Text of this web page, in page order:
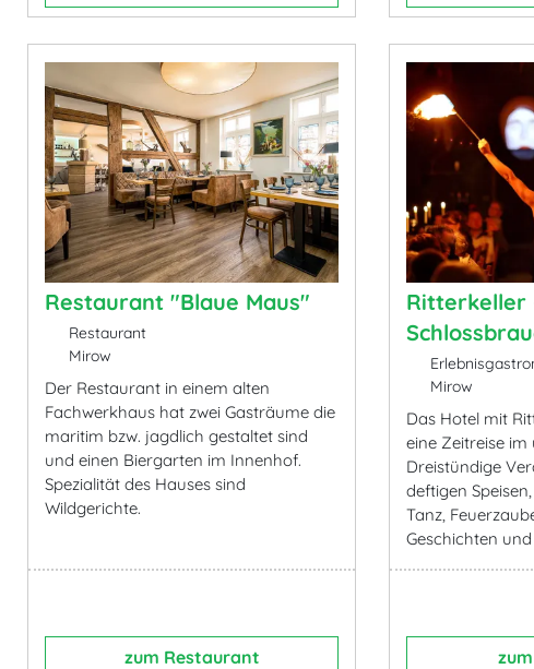
Restaurant "Blaue Maus"
Restaurant
Mirow
Der Restaurant in einem alten
Fachwerkhaus hat zwei Gasträume die
maritim bzw. jagdlich gestaltet sind
und einen Biergarten im Innenhof.
Spezialität des Hauses sind
Wildgerichte.
zum Restaurant
Ritterkeller
Mirow
Das Hotel mit
eine Zeitreise
Dreistündige
deftigen
Tanz,
Geschichten